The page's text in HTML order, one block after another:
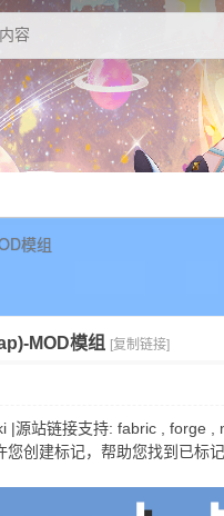
模组
MOD模组 [复制链接]
源站链接支持: fabric , forge
创建标记，帮助您找到已标记